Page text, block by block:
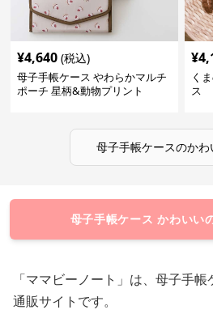
¥4,640 (税込)
母子手帳ケース やわらかマルチ
ポーチ 星柄&動物プリント
¥
く
ス
母子手帳ケースのかわ
母子手帳ケース かわいい
「ママビーノート」は、母子手
通販サイトです。